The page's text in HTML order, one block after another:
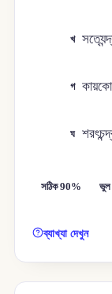
খ
গ
ঘ
সঠিক 90%
ব্যাখ্যা দেখুন